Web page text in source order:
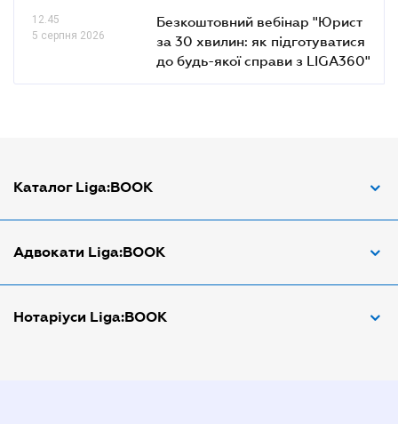
12.45
5 серпня 2026
Безкоштовний вебінар "Юрист
за 30 хвилин: як підготуватися
до будь-якої справи з LIGA360"
Каталог Liga:BOOK
Адвокат по ДТП
Арбітражний керуючий
Адвокати Liga:BOOK
Адвокати Дніпра
Нотаріуси Liga:BOOK